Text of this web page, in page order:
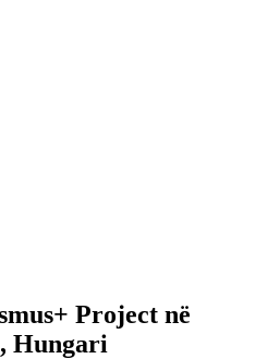
Project në
Hungari